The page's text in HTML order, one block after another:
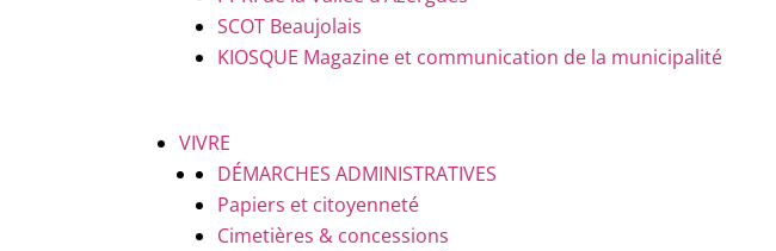
SCOT Beaujolais
KIOSQUE Magazine et communication de la municipalité
VIVRE
DÉMARCHES ADMINISTRATIVES
Papiers et citoyenneté
Cimetières & concessions